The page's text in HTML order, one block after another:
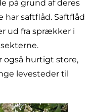
på grund af deres
har saftflåd. Saftflåd
ud fra sprækker i
også hurtigt store,
levesteder til